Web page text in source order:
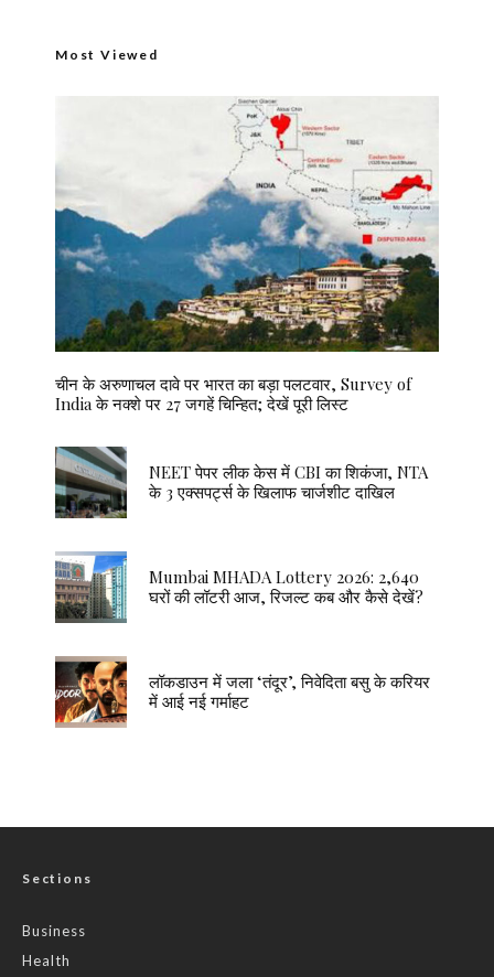
Most Viewed
चीन के अरुणाचल दावे पर भारत का बड़ा पलटवार, Survey of
India के नक्शे पर 27 जगहें चिन्हित; देखें पूरी लिस्ट
NEET पेपर लीक केस में CBI का शिकंजा, NTA
के 3 एक्सपर्ट्स के खिलाफ चार्जशीट दाखिल
Mumbai MHADA Lottery 2026: 2,640
घरों की लॉटरी आज, रिजल्ट कब और कैसे देखें?
लॉकडाउन में जला ‘तंदूर’, निवेदिता बसु के करियर
में आई नई गर्माहट
Sections
Business
Health